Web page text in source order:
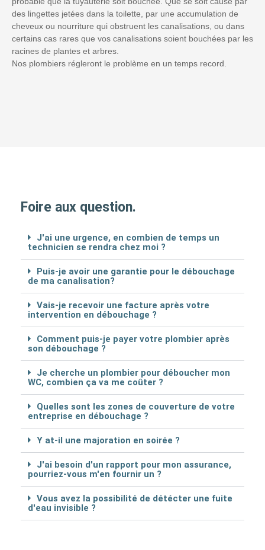
des lingettes jetées dans la toilette, par une accumulation de
cheveux ou nourriture qui obstruent les canalisations, ou dans
certains cas rares que vos canalisations soient bouchées par les
racines de plantes et arbres.
Nos plombiers régleront le problème en un temps record.
Foire aux question.
J'ai une urgence, en combien de temps un
technicien se rendra chez moi ?
Puis-je avoir une garantie pour le débouchage
de ma canalisation?
Vais-je recevoir une facture après votre
intervention en débouchage ?
Comment puis-je payer votre plombier après
son débouchage ?
Je cherche un plombier pour déboucher mon
WC, combien ça va me coûter ?
Quelles sont les zones de couverture de votre
entreprise en débouchage ?
Y at-il une majoration en soirée ?
J'ai besoin d'un rapport pour mon assurance,
pourriez-vous m'en fournir un ?
Vous avez la possibilité de détécter une fuite
d'eau invisible ?